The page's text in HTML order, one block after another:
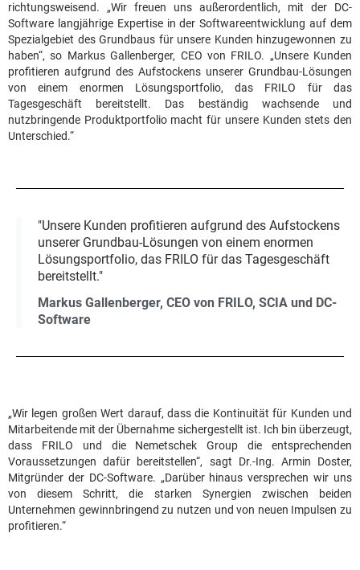
richtungsweisend. „Wir freuen uns außerordentlich, mit der DC-
Software langjährige Expertise in der Softwareentwicklung auf dem
Spezialgebiet des Grundbaus für unsere Kunden hinzugewonnen zu
haben“, so Markus Gallenberger, CEO von FRILO. „Unsere Kunden
profitieren aufgrund des Aufstockens unserer Grundbau-Lösungen
von einem enormen Lösungsportfolio, das FRILO für das
Tagesgeschäft bereitstellt. Das beständig wachsende und
nutzbringende Produktportfolio macht für unsere Kunden stets den
Unterschied.“
"Unsere Kunden profitieren aufgrund des Aufstockens
unserer Grundbau-Lösungen von einem enormen
Lösungsportfolio, das FRILO für das Tagesgeschäft
bereitstellt."
Markus Gallenberger, CEO von FRILO, SCIA und DC-
Software
„Wir legen großen Wert darauf, dass die Kontinuität für Kunden und
Mitarbeitende mit der Übernahme sichergestellt ist. Ich bin überzeugt,
dass FRILO und die Nemetschek Group die entsprechenden
Voraussetzungen dafür bereitstellen“, sagt Dr.-Ing. Armin Doster,
Mitgründer der DC-Software. „Darüber hinaus versprechen wir uns
von diesem Schritt, die starken Synergien zwischen beiden
Unternehmen gewinnbringend zu nutzen und von neuen Impulsen zu
profitieren.“